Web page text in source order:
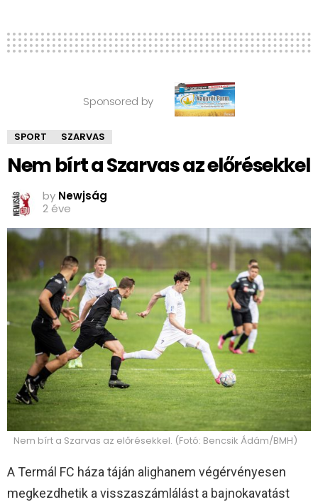
Sponsored by
SPORT SZARVAS
Nem bírt a Szarvas az előrésekkel
by Newjság
2 éve
Nem bírt a Szarvas az előrésekkel. (Fotó: Bencsik Ádám/BMH)
A Termál FC háza táján alighanem végérvényesen
megkezdhetik a visszaszámlálást a bajnokavatást